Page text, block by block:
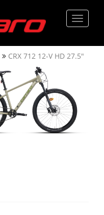
Menü
CRX 712 12-V HD 27.5"